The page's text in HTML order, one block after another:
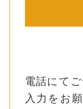
電話にて
入力をお